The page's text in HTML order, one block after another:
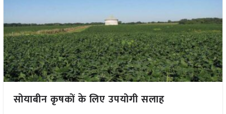
सोयाबीन कृषकों के लिए उपयोगी सलाह